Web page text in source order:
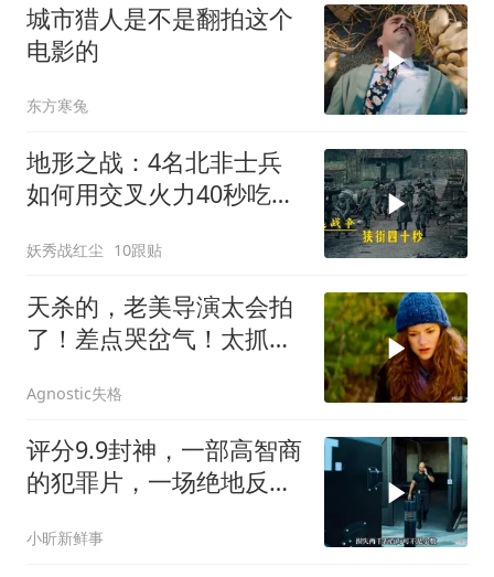
城市猎人是不是翻拍这个
电影的
东方寒兔
地形之战：4名北非士兵
如何用交叉火力40秒吃掉
妖秀战红尘 10跟贴
天杀的，老美导演太会拍
了！差点哭岔气！太抓心
Agnostic失格
评分9.9封神，一部高智商
的犯罪片，一场绝地反
小昕新鲜事